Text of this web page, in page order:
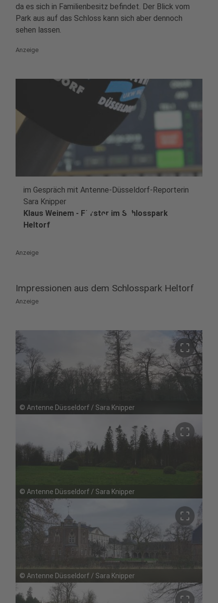
da es sich in Familienbesitz befindet. Der Blick vom
Park aus auf das Schloss kann sich aber dennoch
sehen lassen.
Anzeige
play_circle
im Gespräch mit Antenne-Düsseldorf-Reporterin
Sara Knipper
Klaus Weinem - Förster im Schlosspark
Heltorf
Anzeige
Impressionen aus dem Schlosspark Heltorf
Anzeige
crop_free
© Antenne Düsseldorf / Sara Knipper
crop_free
© Antenne Düsseldorf / Sara Knipper
crop_free
© Antenne Düsseldorf / Sara Knipper
crop_free